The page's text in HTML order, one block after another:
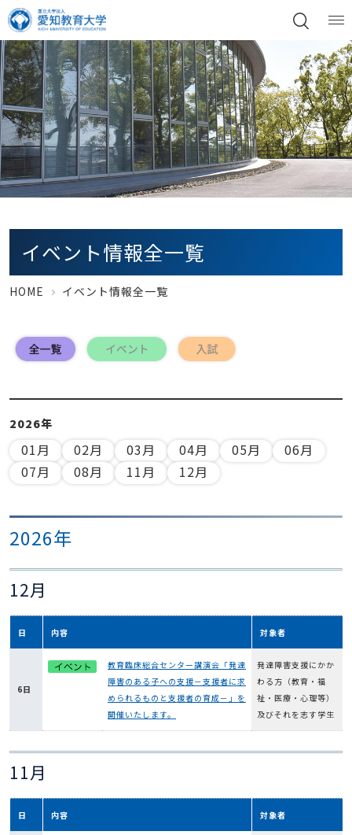
イベント情報全一覧
HOME イベント情報全一覧
2026年
01月 02月 03月 04月 05月
06月
07月
08月 11月 12月
2026年
12月
日 内容 対象者
6日
教育臨床総合センター講演会「発達
障害のある子への支援－支援者に求
められるものと支援者の育成－」を
開催いたします。
発達障害支援にかか
わる方（教育・福
祉・医療・心理等）
及びそれを志す学生
11月
日 内容 対象者